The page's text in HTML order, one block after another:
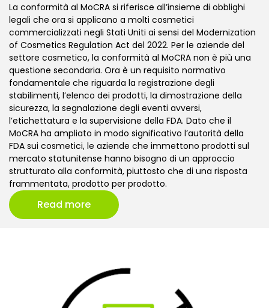
La conformità al MoCRA si riferisce all’insieme di obblighi
legali che ora si applicano a molti cosmetici
commercializzati negli Stati Uniti ai sensi del Modernization
of Cosmetics Regulation Act del 2022. Per le aziende del
settore cosmetico, la conformità al MoCRA non è più una
questione secondaria. Ora è un requisito normativo
fondamentale che riguarda la registrazione degli
stabilimenti, l’elenco dei prodotti, la dimostrazione della
sicurezza, la segnalazione degli eventi avversi,
l’etichettatura e la supervisione della FDA. Dato che il
MoCRA ha ampliato in modo significativo l’autorità della
FDA sui cosmetici, le aziende che immettono prodotti sul
mercato statunitense hanno bisogno di un approccio
strutturato alla conformità, piuttosto che di una risposta
frammentata, prodotto per prodotto.
Read more